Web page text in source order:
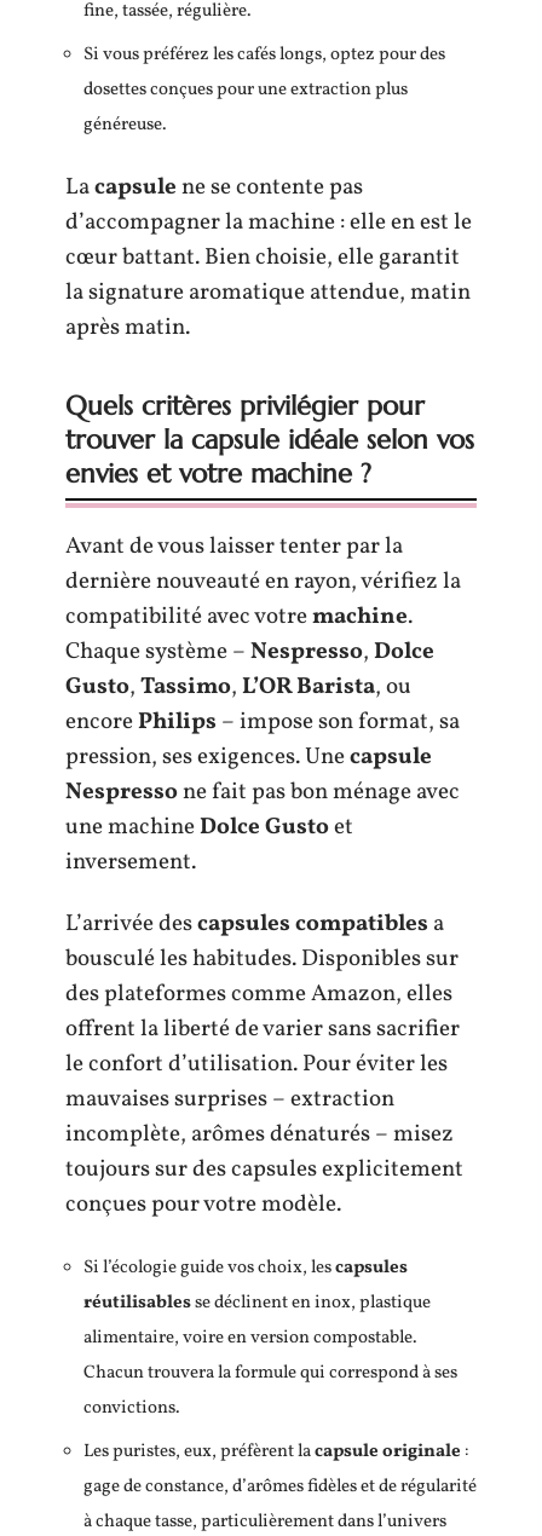
fine, tassée, régulière.
Si vous préférez les cafés longs, optez pour des
dosettes conçues pour une extraction plus
généreuse.
Lacapsulene se contente pas
d’accompagner la machine : elle en est le
cœur battant. Bien choisie, elle garantit
la signature aromatique attendue, matin
après matin.
Quels critères privilégier pour
trouver la capsule idéale selon vos
envies et votre machine ?
Avant de vous laisser tenter par la
dernière nouveauté en rayon, vérifiez la
compatibilité avec votremachine.
Chaque système –Nespresso,Dolce
Gusto,Tassimo,L’OR Barista, ou
encorePhilips – impose son format, sa
pression, ses exigences. Unecapsule
Nespressone fait pas bon ménage avec
une machineDolce Gustoet
inversement.
L’arrivée descapsules compatibles a
bousculé les habitudes. Disponibles sur
des plateformes comme Amazon, elles
offrent la liberté de varier sans sacrifier
le confort d’utilisation. Pour éviter les
mauvaises surprises – extraction
incomplète, arômes dénaturés – misez
toujours sur des capsules explicitement
conçues pour votre modèle.
Si l’écologie guide vos choix, lescapsules
réutilisablesse déclinent en inox, plastique
alimentaire, voire en version compostable.
Chacun trouvera la formule qui correspond à ses
convictions.
Les puristes, eux, préfèrent lacapsule originale :
gage de constance, d’arômes fidèles et de régularité
à chaque tasse, particulièrement dans l’univers